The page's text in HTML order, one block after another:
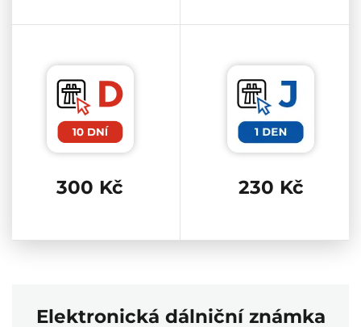
Dálniční známka 10 dní
300 Kč
Dálniční
230 Kč
Elektronická dálniční známka